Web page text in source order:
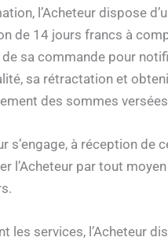
l’Acheteur dispose
de 14 jours francs à
sa commande pour
sa rétractation et
des sommes
s’engage, à réception de
l’Acheteur par tout
les services, l’Acheteur